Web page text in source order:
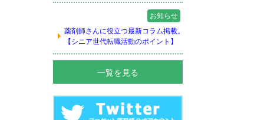
お知らせ
薬剤師さんに役立つ最新コラム掲載。
【シニア世代転職活動のポイント】
一覧を見る